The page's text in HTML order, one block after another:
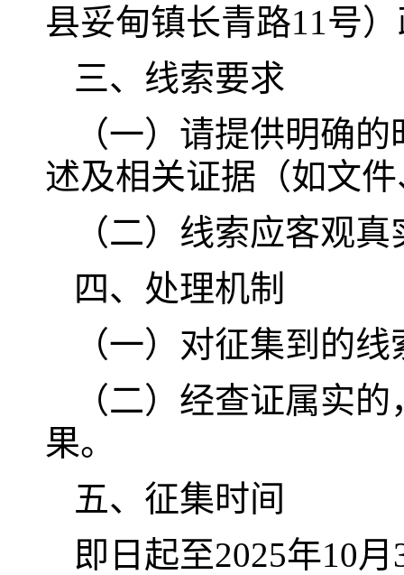
县妥甸镇长青路11号
三、线索要求
（一）请提供明确
述及相关证据（如文
（二）线索应客观
四、处理机制
（一）对征集到的
（二）经查证属实
果。
五、征集时间
即日起至2025年10月